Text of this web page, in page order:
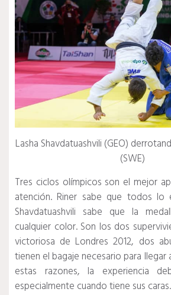
Lasha Shavdatuashvili (GEO)
(SWE)
Tres ciclos olímpicos son el mejor
atención. Riner sabe que todos lo
Shavdatuashvili sabe que la
cualquier color. Son los dos
victoriosa de Londres 2012, dos
tienen el bagaje necesario para llegar
estas razones, la experiencia
especialmente cuando tiene sus caras.